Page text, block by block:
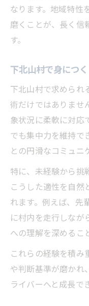
下北山村
る
法
適性診断
未経験から挑
未経験か
下北山村
初めてで
必要免許や
未経験者
冬の凍結路に
ドライバ
冬の下北
凍結路に強
なります。地域特性
磨くことが、長く信
す。
下北山村で身につ
下北山村で求められ
術だけではありませ
象状況に柔軟に対応
でも集中力を維持で
との円滑なコミュニ
特に、未経験から挑
こうした適性を自然
れます。例えば、先
に村内を走行しなが
への理解を深めるこ
これらの経験を積み
や判断基準が磨かれ
ライバーへと成長で